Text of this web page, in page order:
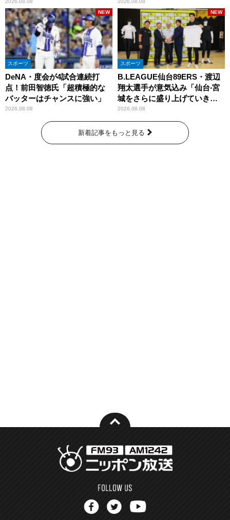
2026.08.08 2026.08.08
スポーツ
DeNA・度会が4試合連続打
点！前田智徳氏「超積極的な
バッターはチャンスに強い」
2026.08.08
NEW
スポーツ
B.LEAGUE仙台89ERS・渡辺
翔太選手が意気込み「仙台‧宮
城をさらに盛り上げていきた
いです」
2026.08.08
NEW
新着記事をもっと見る